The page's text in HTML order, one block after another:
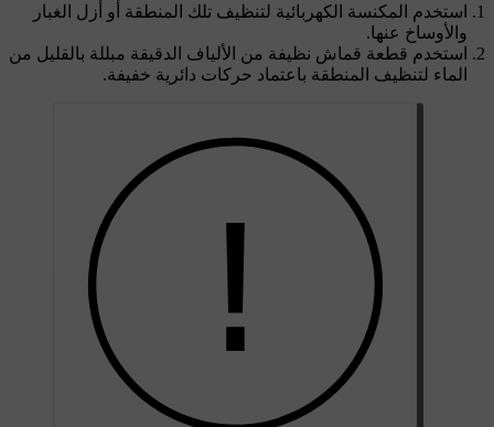
استخدم المكنسة الكهربائية لتنظيف تلك المنطقة أو أزل الغبار
والأوساخ عنها.
استخدم قطعة قماش نظيفة من الألياف الدقيقة مبللة بالقليل من
الماء لتنظيف المنطقة باعتماد حركات دائرية خفيفة.